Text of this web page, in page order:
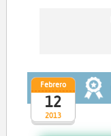
2013
Febrero
12